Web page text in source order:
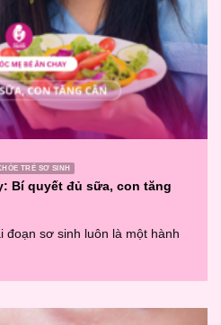
TRẺ SƠ SINH
Bí quyết đủ sữa, con tăng
đoạn sơ sinh luôn là một hành